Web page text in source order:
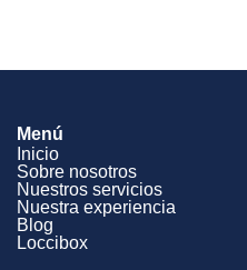
Menú
Inicio
Sobre nosotros
Nuestros servicios
Nuestra experiencia
Blog
Loccibox